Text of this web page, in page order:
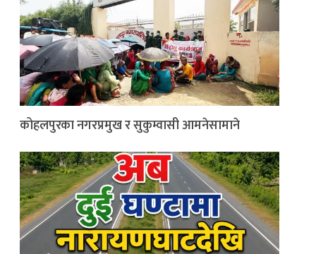
कोहलपुरका नगरप्रमुख र सुकुम्वासी आमनेसामाने